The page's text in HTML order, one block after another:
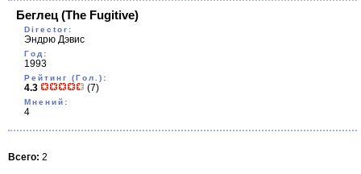
Беглец (The Fugitive)
Director:
Эндрю Дэвис
Год:
1993
Рейтинг (Гол.):
4.3 (7)
Мнений:
4
Всего: 2